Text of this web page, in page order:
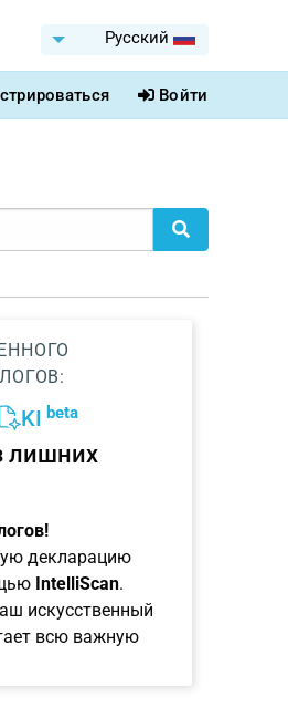
Pусский
Войти
KI beta
лишних
декларацию
IntelliScan.
искусственный
всю важную